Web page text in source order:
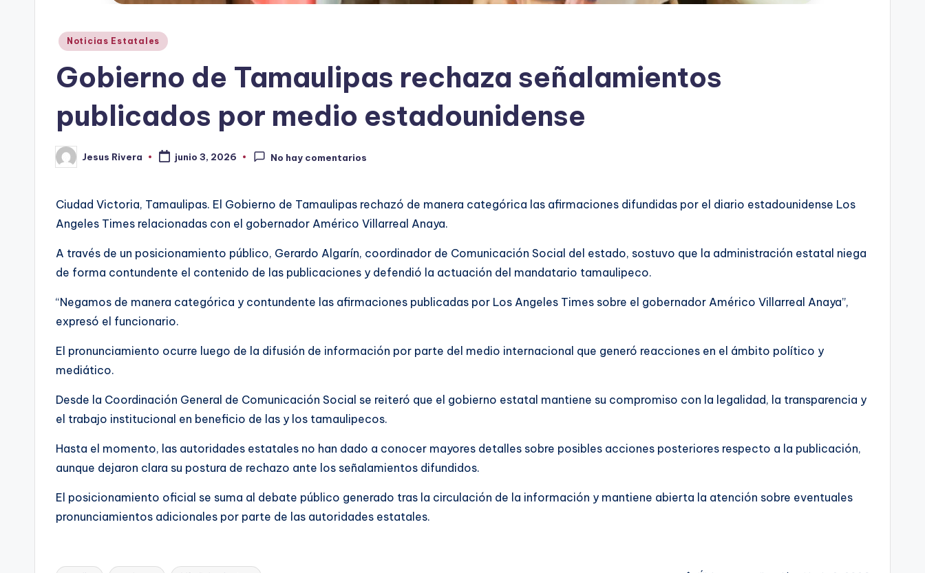
Publicado
Noticias Estatales
Gobierno de Tamaulipas rechaza señalamientos
publicados por medio estadounidense
Publicado
por
Jesus Rivera junio 3, 2026 No hay comentarios
Ciudad Victoria, Tamaulipas. El Gobierno de Tamaulipas rechazó de manera categórica las afirmaciones difundidas por el diario estadounidense Los
Angeles Times relacionadas con el gobernador Américo Villarreal Anaya.
A través de un posicionamiento público, Gerardo Algarín, coordinador de Comunicación Social del estado, sostuvo que la administración estatal niega
de forma contundente el contenido de las publicaciones y defendió la actuación del mandatario tamaulipeco.
“Negamos de manera categórica y contundente las afirmaciones publicadas por Los Angeles Times sobre el gobernador Américo Villarreal Anaya”,
expresó el funcionario.
El pronunciamiento ocurre luego de la difusión de información por parte del medio internacional que generó reacciones en el ámbito político y
mediático.
Desde la Coordinación General de Comunicación Social se reiteró que el gobierno estatal mantiene su compromiso con la legalidad, la transparencia y
el trabajo institucional en beneficio de las y los tamaulipecos.
Hasta el momento, las autoridades estatales no han dado a conocer mayores detalles sobre posibles acciones posteriores respecto a la publicación,
aunque dejaron clara su postura de rechazo ante los señalamientos difundidos.
El posicionamiento oficial se suma al debate público generado tras la circulación de la información y mantiene abierta la atención sobre eventuales
pronunciamientos adicionales por parte de las autoridades estatales.